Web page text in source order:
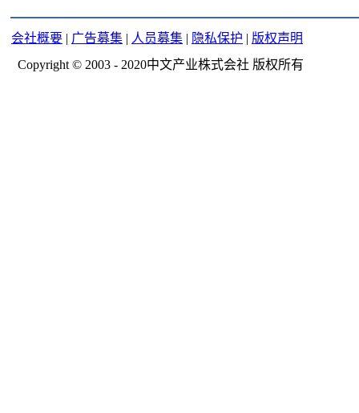
会社概要 | 广告募集 | 人员募集 | 隐私保护 | 版权声明
Copyright © 2003 - 2020中文产业株式会社 版权所有